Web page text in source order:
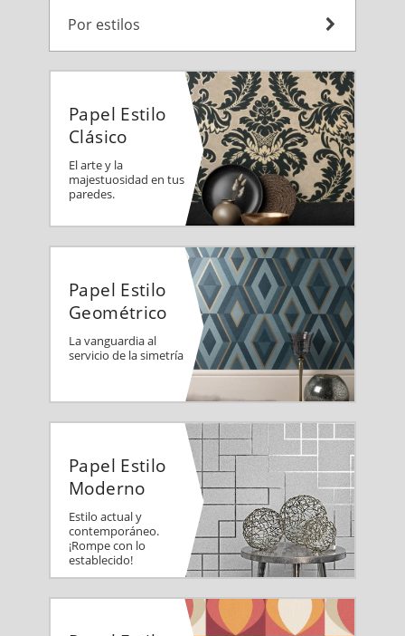
Por estilos
Papel Estilo
Clásico
El arte y la
majestuosidad en tus
paredes.
Papel Estilo
Geométrico
La vanguardia al
servicio de la simetría
Papel Estilo
Moderno
Estilo actual y
contemporáneo.
¡Rompe con lo
establecido!